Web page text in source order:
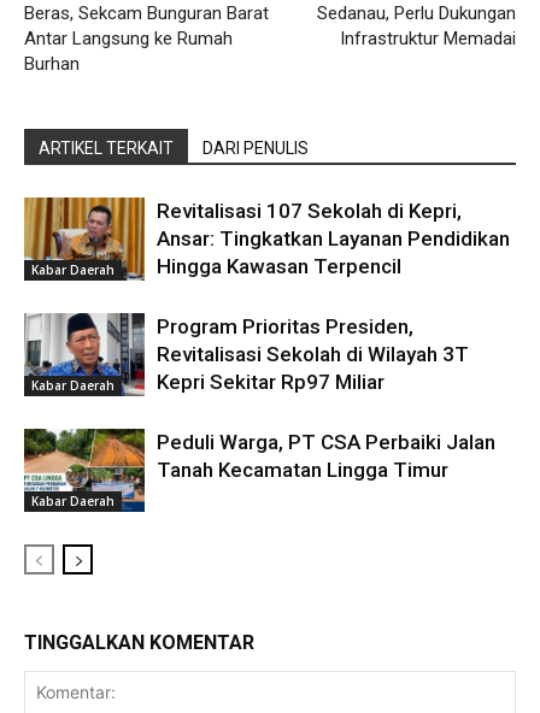
Beras, Sekcam Bunguran Barat
Antar Langsung ke Rumah
Burhan
Sedanau, Perlu Dukungan
Infrastruktur Memadai
ARTIKEL TERKAIT DARI PENULIS
Kabar Daerah
Revitalisasi 107 Sekolah di Kepri,
Ansar: Tingkatkan Layanan Pendidikan
Hingga Kawasan Terpencil
Kabar Daerah
Program Prioritas Presiden,
Revitalisasi Sekolah di Wilayah 3T
Kepri Sekitar Rp97 Miliar
Kabar Daerah
Peduli Warga, PT CSA Perbaiki Jalan
Tanah Kecamatan Lingga Timur
TINGGALKAN KOMENTAR